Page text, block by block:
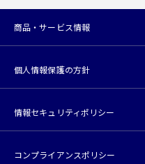
商品・サービス情報
個人情報保護の方針
情報セキュリティポリシー
コンプライアンスポリシー